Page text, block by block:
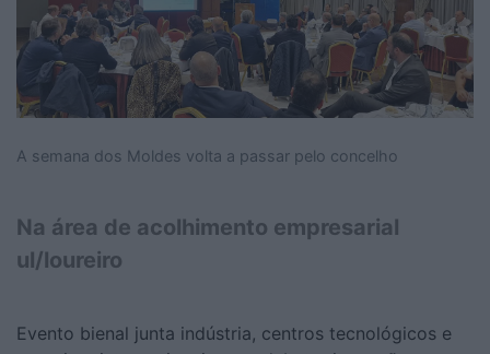
A semana dos Moldes volta a passar pelo concelho
Na área de acolhimento empresarial
ul/loureiro
Evento bienal junta indústria, centros tecnológicos e